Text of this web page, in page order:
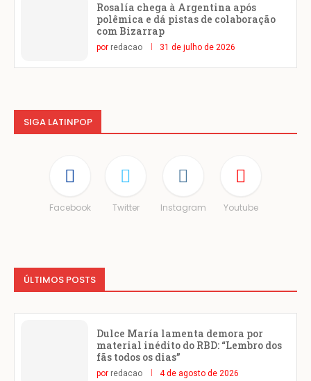
Rosalía chega à Argentina após
polêmica e dá pistas de colaboração
com Bizarrap
por redacao 31 de julho de 2026
SIGA LATINPOP
Facebook Twitter Instagram Youtube
ÚLTIMOS POSTS
Dulce María lamenta demora por
material inédito do RBD: “Lembro dos
fãs todos os dias”
por redacao 4 de agosto de 2026